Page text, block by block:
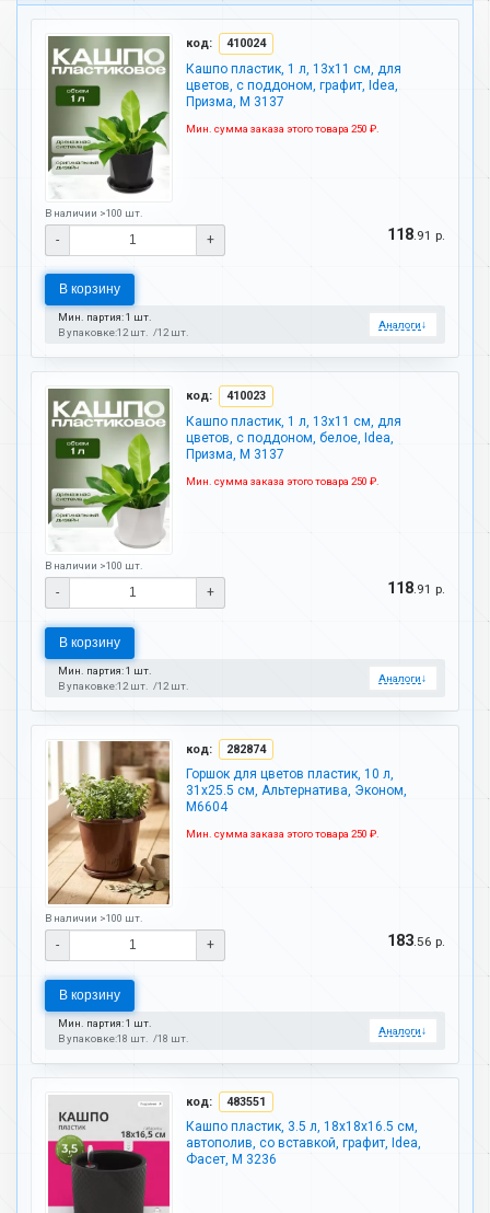
код: 410024
Кашпо пластик, 1 л, 13х11 см, для
цветов, с поддоном, графит, Idea,
Призма, М 3137
Мин. сумма заказа этого товара 250 ₽.
В наличии >100 шт.
- + 118.91 р.
В корзину
Мин. партия: 1 шт.
В упаковке:12 шт. 12 шт.
Аналоги↓
код: 410023
Кашпо пластик, 1 л, 13х11 см, для
цветов, с поддоном, белое, Idea,
Призма, М 3137
Мин. сумма заказа этого товара 250 ₽.
В наличии >100 шт.
- + 118 .91 р.
В корзину
Мин. партия: 1 шт.
В упаковке:12 шт. 12 шт.
Аналоги↓
код: 282874
Горшок для цветов пластик, 10 л,
31х25.5 см, Альтернатива, Эконом,
М6604
Мин. сумма заказа этого товара 250 ₽.
В наличии >100 шт.
- + 183 .56 р.
В корзину
Мин. партия: 1 шт.
В упаковке:18 шт. 18 шт.
Аналоги↓
код: 483551
Кашпо пластик, 3.5 л, 18х18х16.5 см,
автополив, со вставкой, графит, Idea,
Фасет, М 3236